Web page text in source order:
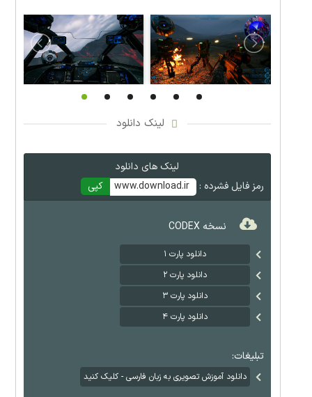
لینک دانلود
لینک های دانلود
رمز فایل فشرده :
www.download.ir کپی
نسخه CODEX
دانلود پارت ۱
دانلود پارت ۲
دانلود پارت ۳
دانلود پارت ۴
تبلیغات:
دانلود آموزش تصویری به زبان فارسی - کلیک کنید